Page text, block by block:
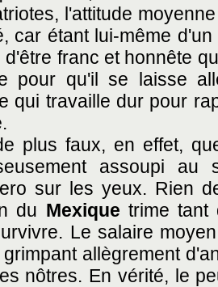
l'attitude
car étant lui-même
d'être franc et honnête
pour qu'il se laisse
qui travaille dur pour
plus faux, en effet,
assoupi
sur les yeux. Rien
du Mexique trime tant
Le salaire
grimpant allègrement
nôtres. En vérité, le